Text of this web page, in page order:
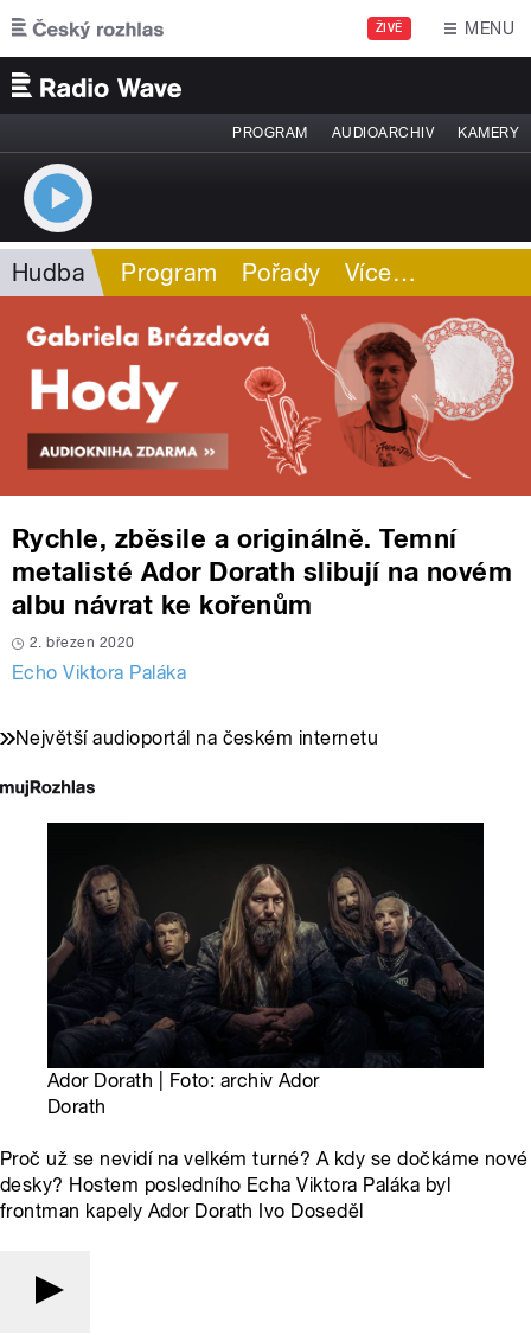
Přejít k hlavnímu obsahu
ŽIVĚ MENU
PROGRAM AUDIOARCHIV KAMERY
Hudba Program Pořady Více…
Rychle, zběsile a originálně. Temní
metalisté Ador Dorath slibují na novém
albu návrat ke kořenům
2. březen 2020
Echo Viktora Paláka
Největší audioportál na českém internetu
Ador Dorath | Foto: archiv Ador
Dorath
Proč už se nevidí na velkém turné? A kdy se dočkáme nové
desky? Hostem posledního Echa Viktora Paláka byl
frontman kapely Ador Dorath Ivo Doseděl